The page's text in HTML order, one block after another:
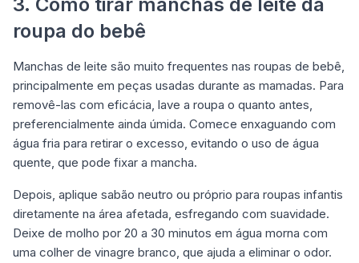
roupa do bebê
Manchas de leite são muito frequentes nas roupas de bebê,
principalmente em peças usadas durante as mamadas. Para
removê-las com eficácia, lave a roupa o quanto antes,
preferencialmente ainda úmida. Comece enxaguando com
água fria para retirar o excesso, evitando o uso de água
quente, que pode fixar a mancha.
Depois, aplique sabão neutro ou próprio para roupas infantis
diretamente na área afetada, esfregando com suavidade.
Deixe de molho por 20 a 30 minutos em água morna com
uma colher de vinagre branco, que ajuda a eliminar o odor.